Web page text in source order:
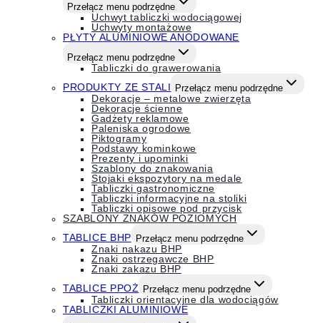
Przełącz menu podrzędne
Uchwyt tabliczki wodociągowej
Uchwyty montażowe
PŁYTY ALUMINIOWE ANODOWANE
Przełącz menu podrzędne
Tabliczki do grawerowania
PRODUKTY ZE STALI Przełącz menu podrzędne
Dekoracje – metalowe zwierzęta
Dekoracje ścienne
Gadżety reklamowe
Paleniska ogrodowe
Piktogramy
Podstawy kominkowe
Prezenty i upominki
Szablony do znakowania
Stojaki ekspozytory na medale
Tabliczki gastronomiczne
Tabliczki informacyjne na stoliki
Tabliczki opisowe pod przycisk
SZABLONY ZNAKÓW POZIOMYCH
TABLICE BHP Przełącz menu podrzędne
Znaki nakazu BHP
Znaki ostrzegawcze BHP
Znaki zakazu BHP
TABLICE PPOŻ Przełącz menu podrzędne
Tabliczki orientacyjne dla wodociągów
TABLICZKI ALUMINIOWE